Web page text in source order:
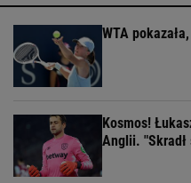
WTA
Kosmos!
Anglii. "Skradł